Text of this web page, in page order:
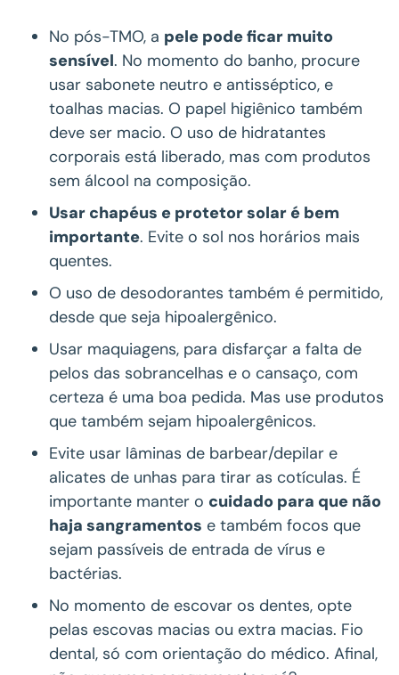
No pós-TMO, a pele pode ficar muito
sensível. No momento do banho, procure
usar sabonete neutro e antisséptico, e
toalhas macias. O papel higiênico também
deve ser macio. O uso de hidratantes
corporais está liberado, mas com produtos
sem álcool na composição.
Usar chapéus e protetor solar é bem
importante. Evite o sol nos horários mais
quentes.
O uso de desodorantes também é permitido,
desde que seja hipoalergênico.
Usar maquiagens, para disfarçar a falta de
pelos das sobrancelhas e o cansaço, com
certeza é uma boa pedida. Mas use produtos
que também sejam hipoalergênicos.
Evite usar lâminas de barbear/depilar e
alicates de unhas para tirar as cotículas. É
importante manter o cuidado para que não
haja sangramentos e também focos que
sejam passíveis de entrada de vírus e
bactérias.
No momento de escovar os dentes, opte
pelas escovas macias ou extra macias. Fio
dental, só com orientação do médico. Afinal,